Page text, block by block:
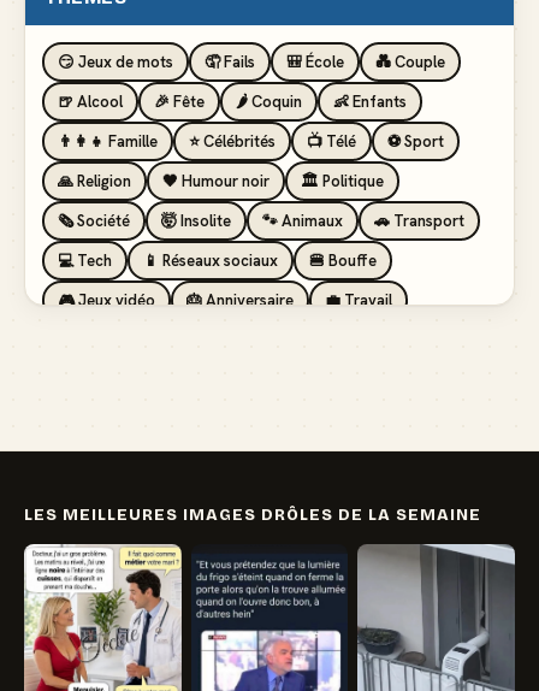
😏 Jeux de mots 🤦 Fails 🎒 École
💑 Couple
🍺 Alcool
🎉 Fête 🌶️ Coquin
👶 Enfants
👨‍👩‍👧 Famille
⭐ Célébrités 📺 Télé
⚽ Sport
🙏 Religion
🖤 Humour noir
🏛️ Politique
🗞️ Société
🤯 Insolite 🐾 Animaux
🚗 Transport
💻 Tech
📱 Réseaux sociaux
🍔 Bouffe
🎮 Jeux vidéo
🎂 Anniversaire
💼 Travail
LES MEILLEURES IMAGES DRÔLES DE LA SEMAINE